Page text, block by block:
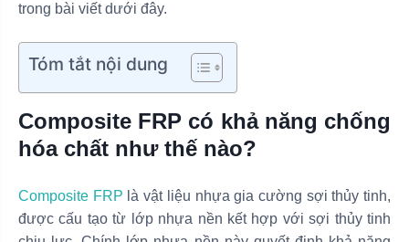
trong bài viết dưới đây.
Tóm tắt nội dung
Composite FRP có khả năng chống
hóa chất như thế nào?
Composite FRP là vật liệu nhựa gia cường sợi thủy tinh,
được cấu tạo từ lớp nhựa nền kết hợp với sợi thủy tinh